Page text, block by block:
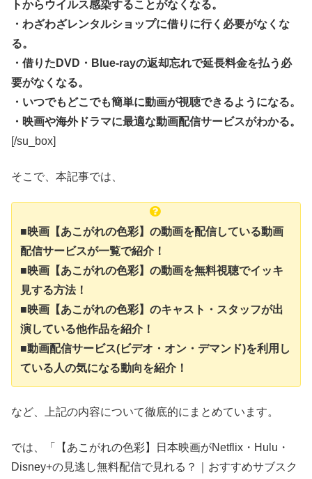
トからウイルス感染することがなくなる。
・わざわざレンタルショップに借りに行く必要がなくな
る。
・借りたDVD・Blue-rayの返却忘れで延長料金を払う必
要がなくなる。
・いつでもどこでも簡単に動画が視聴できるようになる。
・映画や海外ドラマに最適な動画配信サービスがわかる。
[/su_box]
そこで、本記事では、
■映画【あこがれの色彩】の動画を配信している動画
配信サービスが一覧で紹介！
■映画【あこがれの色彩】の動画を無料視聴でイッキ
見する方法！
■映画【あこがれの色彩】のキャスト・スタッフが出
演している他作品を紹介！
■動画配信サービス(ビデオ・オン・デマンド)を利用し
ている人の気になる動向を紹介！
など、上記の内容について徹底的にまとめています。
では、「【あこがれの色彩】日本映画がNetflix・Hulu・
Disney+の見逃し無料配信で見れる？｜おすすめサブスク